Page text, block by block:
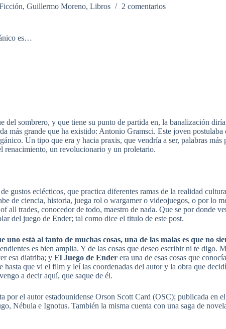
, Guillermo Moreno, Libros 2 comentarios
es…
sombrero, y que tiene su punto de partida en, la banalización
más grande que ha existido: Antonio Gramsci. Este joven postulaba
Un tipo que era y hacia praxis, que vendría a ser, palabras más
renacimiento, un revolucionario y un proletario.
gustos eclécticos, que practica diferentes ramas de la realidad
de ciencia, historia, juega rol o wargamer o videojuegos, o por lo
all trades, conocedor de todo, maestro de nada. Que se por donde
del juego de Ender; tal como dice el titulo de este post.
uno está al tanto de muchas cosas, una de las malas es que no
es bien amplia. Y de las cosas que deseo escribir ni te digo.
esa diatriba; y El Juego de Ender era una de esas cosas que
hasta que vi el film y leí las coordenadas del autor y la obra que
a decir aquí, que saque de él.
por el autor estadounidense Orson Scott Card (OSC); publicada en
Nébula e Ignotus. También la misma cuenta con una saga de